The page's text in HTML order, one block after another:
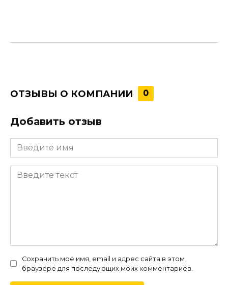
ОТЗЫВЫ О КОМПАНИИ 0
Добавить отзыв
Сохранить моё имя, email и адрес сайта в этом
браузере для последующих моих комментариев.